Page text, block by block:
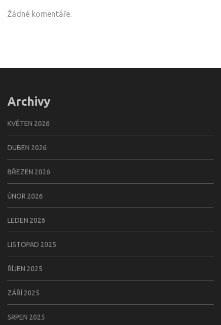
Žádné komentáře.
Archivy
KVĚTEN 2026
DUBEN 2026
BŘEZEN 2026
ÚNOR 2026
LEDEN 2026
LISTOPAD 2025
ŘÍJEN 2025
ZÁŘÍ 2025
SRPEN 2025